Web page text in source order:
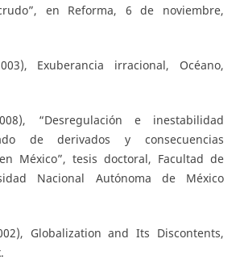
en Reforma, 6 de noviembre,
Exuberancia irracional, Océano,
“Desregulación e inestabilidad
de derivados y consecuencias
México”, tesis doctoral, Facultad de
Nacional Autónoma de México
Globalization and Its Discontents,